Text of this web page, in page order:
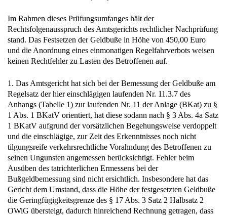
Im Rahmen dieses Prüfungsumfanges hält der
Rechtsfolgenausspruch des Amtsgerichts rechtlicher Nachprüfung
stand. Das Festsetzen der Geldbuße in Höhe von 450,00 Euro
und die Anordnung eines einmonatigen Regelfahrverbots weisen
keinen Rechtfehler zu Lasten des Betroffenen auf.
1. Das Amtsgericht hat sich bei der Bemessung der Geldbuße am
Regelsatz der hier einschlägigen laufenden Nr. 11.3.7 des
Anhangs (Tabelle 1) zur laufenden Nr. 11 der Anlage (BKat) zu §
1 Abs. 1 BKatV orientiert, hat diese sodann nach § 3 Abs. 4a Satz
1 BKatV aufgrund der vorsätzlichen Begehungsweise verdoppelt
und die einschlägige, zur Zeit des Erkenntnisses noch nicht
tilgungsreife verkehrsrechtliche Vorahndung des Betroffenen zu
seinen Ungunsten angemessen berücksichtigt. Fehler beim
Ausüben des tatrichterlichen Ermessens bei der
Bußgeldbemessung sind nicht ersichtlich. Insbesondere hat das
Gericht dem Umstand, dass die Höhe der festgesetzten Geldbuße
die Geringfügigkeitsgrenze des § 17 Abs. 3 Satz 2 Halbsatz 2
OWiG übersteigt, dadurch hinreichend Rechnung getragen, dass